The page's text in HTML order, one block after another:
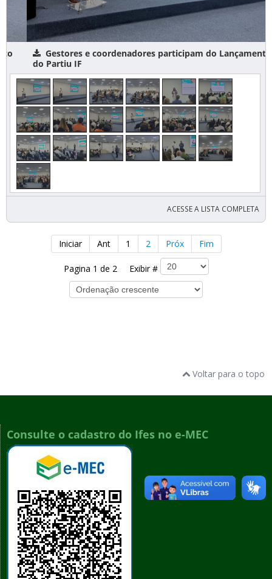
Gestores e coordenadores participam do Lançamento
do Partiu IF
ACESSE A LISTA COMPLETA
Iniciar Ant 1 2 Próx Fim
Pagina 1 de 2 Exibir #
Voltar para o topo
Consulte o cadastro do Ifes no e-MEC